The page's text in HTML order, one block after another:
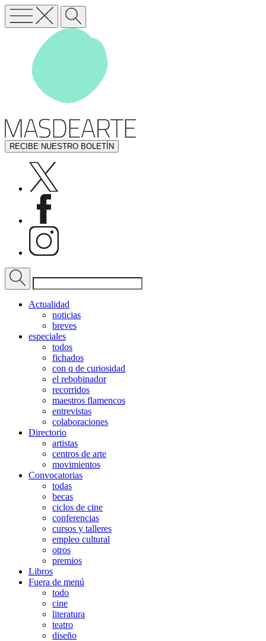
RECIBE NUESTRO BOLETÍN
Actualidad
noticias
breves
especiales
todos
fichados
con q de curiosidad
el rebobinador
recorridos
maestros flamencos
entrevistas
colaboraciones
Directorio
artistas
centros de arte
movimientos
Convocatorias
todas
becas
ciclos de cine
conferencias
cursos y talleres
empleo cultural
otros
premios
Libros
Fuera de menú
todo
cine
literatura
teatro
diseño